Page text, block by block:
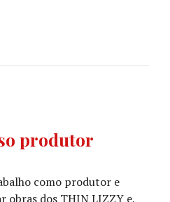
produtor
como produtor e
obras dos THIN LIZZY e,